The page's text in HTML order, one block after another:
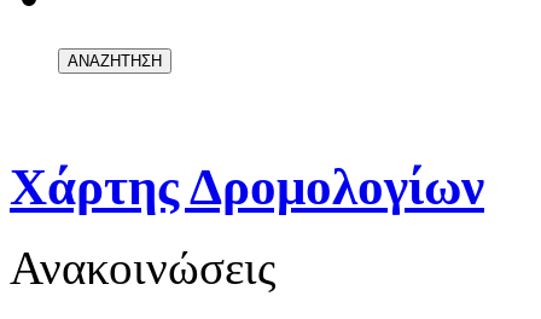
Χάρτης Δρομολογίων
Ανακοινώσεις